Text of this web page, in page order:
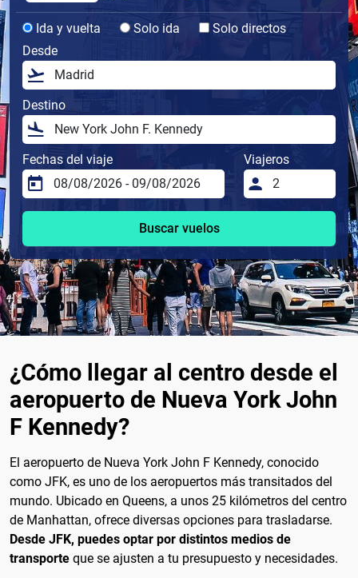
Ida y vuelta Solo ida
Solo directos
Desde
Destino
Fechas del viaje Viajeros
Buscar vuelos
¿Cómo llegar al centro desde el
aeropuerto de Nueva York John
F Kennedy?
El aeropuerto de Nueva York John F Kennedy, conocido
como JFK, es uno de los aeropuertos más transitados del
mundo. Ubicado en Queens, a unos 25 kilómetros del centro
de Manhattan, ofrece diversas opciones para trasladarse.
Desde JFK, puedes optar por distintos medios de
transporte que se ajusten a tu presupuesto y necesidades.